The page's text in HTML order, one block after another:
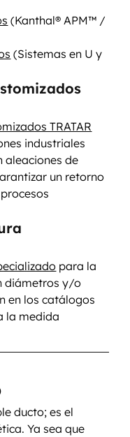
(Kanthal® APM™ /
(Sistemas en U y
TRATAR
industriales
aleaciones de
un retorno
para la
diámetros y/o
en los catálogos
la medida
ducto; es el
Ya sea que